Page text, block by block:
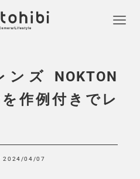
ズ NOKTON
作例付きでレ
2024/04/07